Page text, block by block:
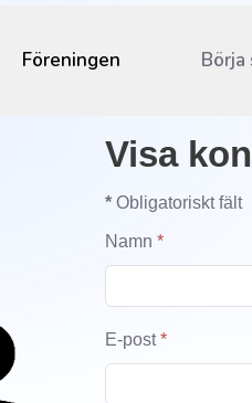
Föreningen Börja
Visa
* Obligatoriskt fält
Namn *
E-post*